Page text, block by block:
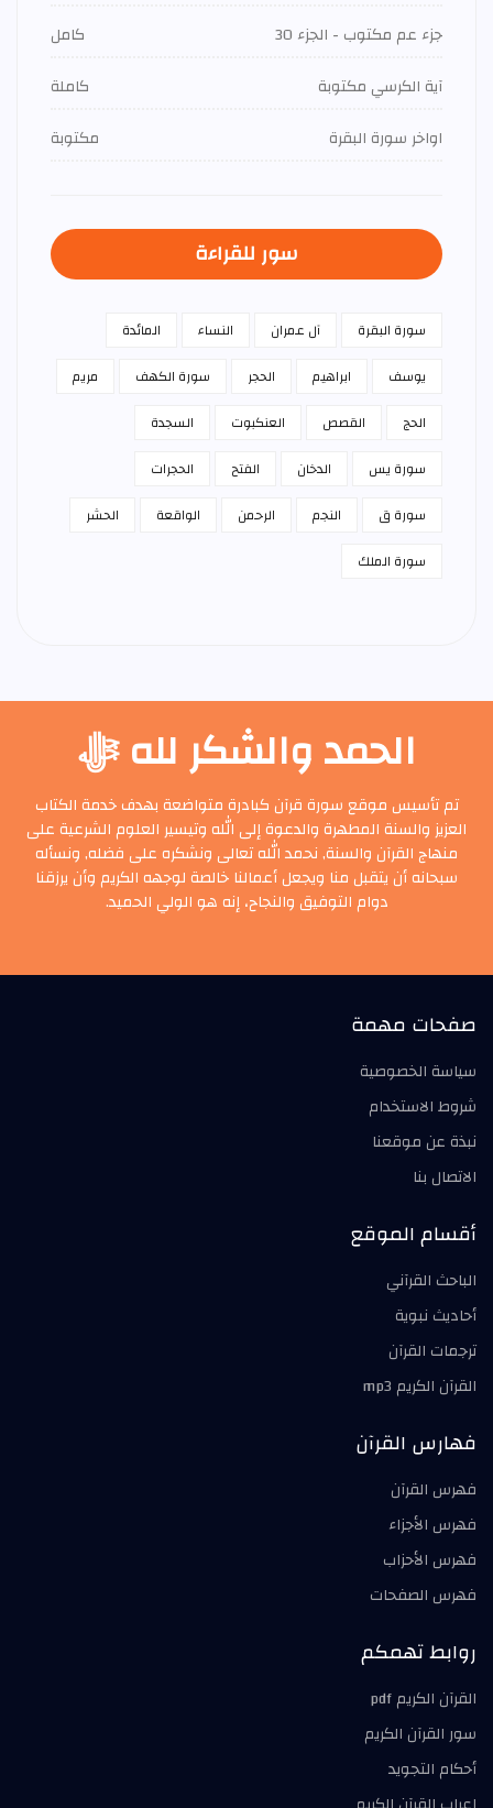
جزء عم مكتوب - الجزء 30
كامل
آية الكرسي مكتوبة
كاملة
اواخر سورة البقرة
مكتوبة
سور للقراءة
سورة البقرة آل عمران النساء
المائدة
يوسف
ابراهيم الحجر سورة الكهف
مريم
الحج
القصص العنكبوت
السجدة
سورة يس
الدخان الفتح
الحجرات
سورة ق
النجم الرحمن الواقعة
الحشر
سورة الملك
الحمد والشكر لله ﷻ
تم تأسيس موقع سورة قرآن كبادرة متواضعة بهدف خدمة الكتاب
العزيز والسنة المطهرة والدعوة إلى الله وتيسير العلوم الشرعية على
منهاج القرآن والسنة, نحمد الله تعالى ونشكره على فضله, ونسأله
سبحانه أن يتقبل منا ويجعل أعمالنا خالصة لوجهه الكريم وأن يرزقنا
دوام التوفيق والنجاح، إنه هو الولي الحميد.
صفحات مهمة
سياسة الخصوصية
شروط الاستخدام
نبذة عن موقعنا
الاتصال بنا
أقسام الموقع
الباحث القرآني
أحاديث نبوية
ترجمات القرآن
القرآن الكريم mp3
فهارس القرآن
فهرس القرآن
فهرس الأجزاء
فهرس الأحزاب
فهرس الصفحات
روابط تهمكم
القرآن الكريم pdf
سور القرآن الكريم
أحكام التجويد